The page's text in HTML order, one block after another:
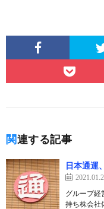
関連する記事
日本通運
グループ経
持ち株会社